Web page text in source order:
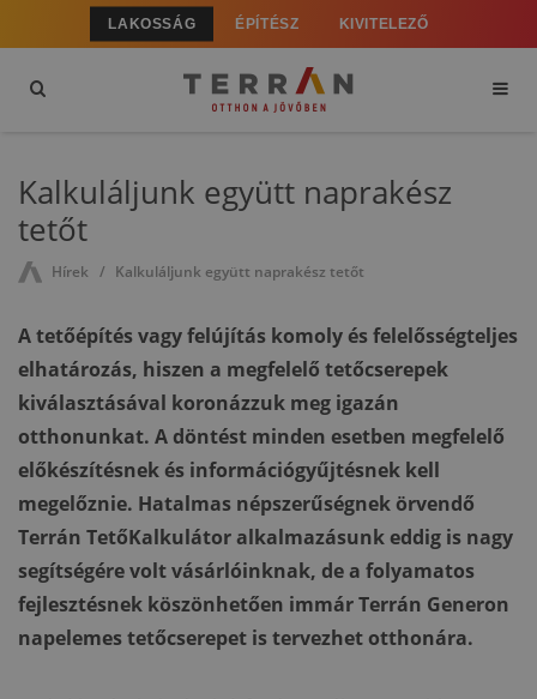
LAKOSSÁG ÉPÍTÉSZ KIVITELEZŐ
Kalkuláljunk együtt naprakész
tetőt
Hírek Kalkuláljunk együtt naprakész tetőt
A tetőépítés vagy felújítás komoly és felelősségteljes
elhatározás, hiszen a megfelelő tetőcserepek
kiválasztásával koronázzuk meg igazán
otthonunkat. A döntést minden esetben megfelelő
előkészítésnek és információgyűjtésnek kell
megelőznie. Hatalmas népszerűségnek örvendő
Terrán TetőKalkulátor alkalmazásunk eddig is nagy
segítségére volt vásárlóinknak, de a folyamatos
fejlesztésnek köszönhetően immár Terrán Generon
napelemes tetőcserepet is tervezhet otthonára.